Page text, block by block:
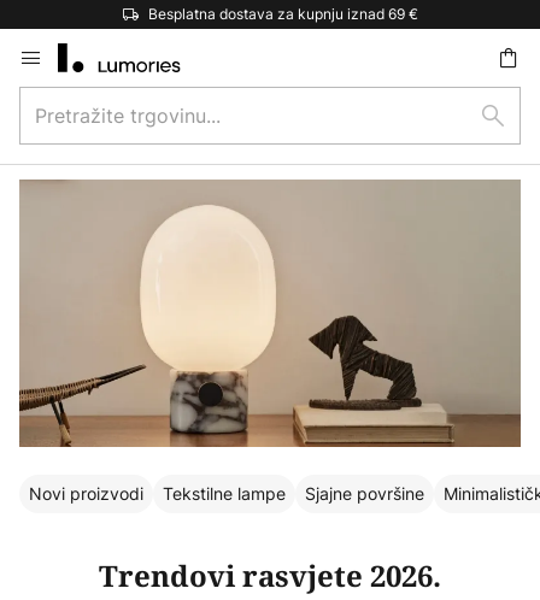
Besplatna dostava za kupnju iznad 69 €
to
Content
trgovinu...
traži
Novi proizvodi Tekstilne lampe Sjajne površine
Trendovi rasvjete 2026.